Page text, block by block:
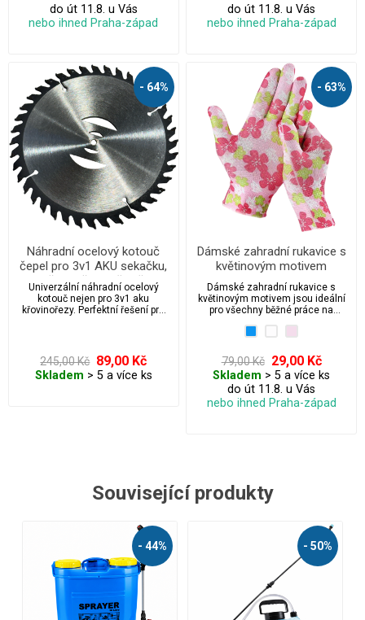
do út 11.8. u Vás
nebo ihned Praha-západ
do út 11.8. u Vás
nebo ihned Praha-západ
- 64%
Náhradní ocelový kotouč
čepel pro 3v1 AKU sekačku,
křovinořez, vyžínač
Univerzální náhradní ocelový
kotouč nejen pro 3v1 aku
křovinořezy. Perfektní řešení pro
245,00 Kč 89,00 Kč
Skladem > 5 a více ks
- 63%
Dámské zahradní rukavice s
květinovým motivem
Dámské zahradní rukavice s
květinovým motivem jsou ideální
pro všechny běžné práce na
zakončením pro pohodlné nošení.
K dispozici ve třech barevných
variantách.
79,00 Kč 29,00 Kč
Skladem > 5 a více ks
do út 11.8. u Vás
nebo ihned Praha-západ
Související produkty